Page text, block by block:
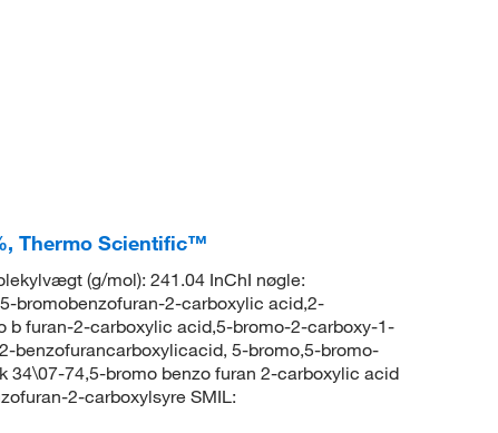
Thermo Scientific™
(g/mol): 241.04 InChI nøgle:
bromobenzofuran-2-carboxylic acid,2-
b furan-2-carboxylic acid,5-bromo-2-carboxy-1-
benzofurancarboxylicacid, 5-bromo,5-bromo-
74,5-bromo benzo furan 2-carboxylic acid
2-carboxylsyre SMIL: